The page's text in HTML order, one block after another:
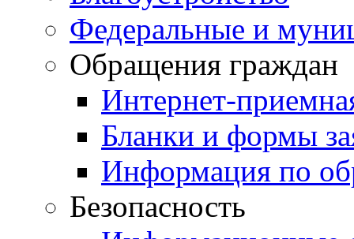
Федеральные и
Обращения граждан
Интернет-
Бланки и формы
Информация по
Безопасность